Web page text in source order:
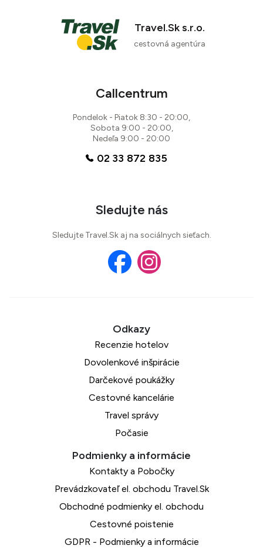
Travel.Sk s.r.o.
cestovná agentúra
Callcentrum
Pondelok - Piatok 8:30 - 20:00,
Sobota 9:00 - 20:00,
Nedeľa 9:00 - 20:00
02 33 872 835
Sledujte nás
Sledujte Travel.Sk aj na sociálnych sieťach.
Recenzie hotelov
Dovolenkové inšpirácie
Darčekové poukážky
Cestovné kancelárie
Travel správy
Počasie
Kontakty a Pobočky
Prevádzkovateľ el. obchodu Travel.Sk
Obchodné podmienky el. obchodu
Cestovné poistenie
GDPR - Podmienky a informácie